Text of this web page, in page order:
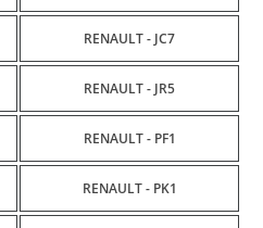
RENAULT - JC7
RENAULT - JR5
RENAULT - PF1
RENAULT - PK1